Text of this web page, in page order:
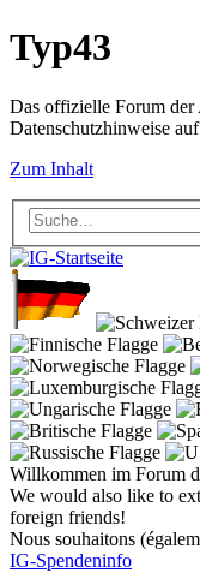
Typ43
Das offizielle Forum
Datenschutzhinweise
Zum Inhalt
Willkommen im Forum
We would also like to
foreign friends!
Nous souhaitons
IG-Spendeninfo